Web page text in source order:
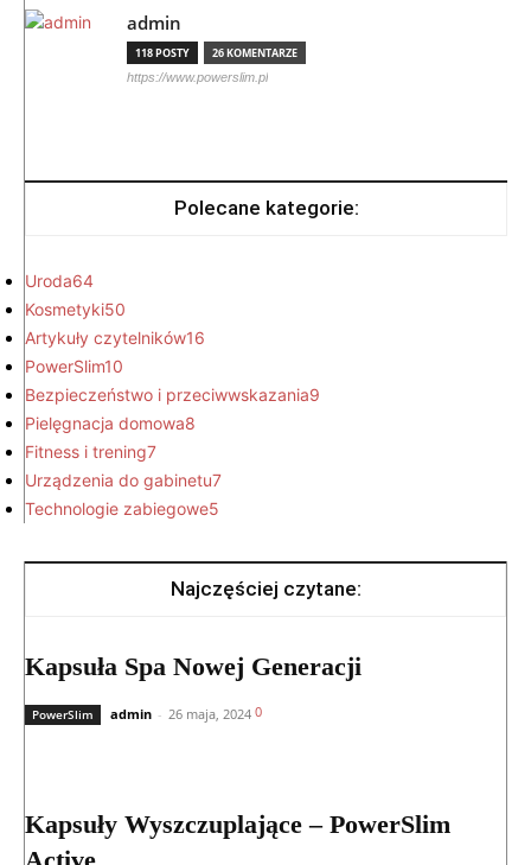
admin
118 POSTY 26 KOMENTARZE
https://www.powerslim.pl
Polecane kategorie:
Uroda64
Kosmetyki50
Artykuły czytelników16
PowerSlim10
Bezpieczeństwo i przeciwwskazania9
Pielęgnacja domowa8
Fitness i trening7
Urządzenia do gabinetu7
Technologie zabiegowe5
Najczęściej czytane:
Kapsuła Spa Nowej Generacji
PowerSlim admin - 26 maja, 2024 0
Kapsuły Wyszczuplające – PowerSlim